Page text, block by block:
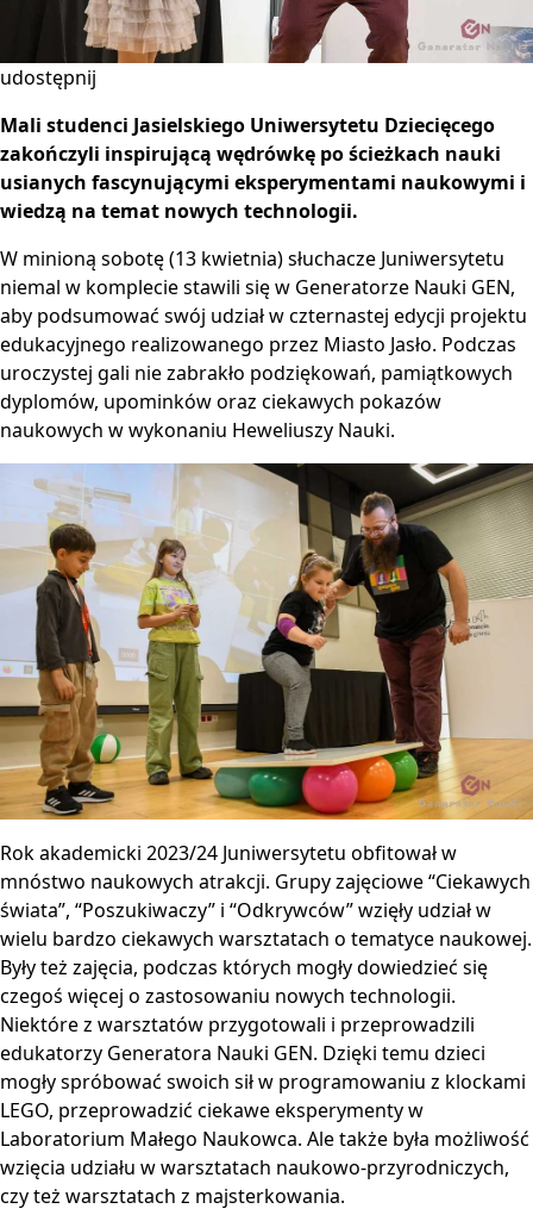
udostępnij
Mali studenci Jasielskiego Uniwersytetu Dziecięcego
zakończyli inspirującą wędrówkę po ścieżkach nauki
usianych fascynującymi eksperymentami naukowymi i
wiedzą na temat nowych technologii.
W minioną sobotę (13 kwietnia) słuchacze Juniwersytetu
niemal w komplecie stawili się w Generatorze Nauki GEN,
aby podsumować swój udział w czternastej edycji projektu
edukacyjnego realizowanego przez Miasto Jasło. Podczas
uroczystej gali nie zabrakło podziękowań, pamiątkowych
dyplomów, upominków oraz ciekawych pokazów
naukowych w wykonaniu Heweliuszy Nauki.
Rok akademicki 2023/24 Juniwersytetu obfitował w
mnóstwo naukowych atrakcji. Grupy zajęciowe “Ciekawych
świata”, “Poszukiwaczy” i “Odkrywców” wzięły udział w
wielu bardzo ciekawych warsztatach o tematyce naukowej.
Były też zajęcia, podczas których mogły dowiedzieć się
czegoś więcej o zastosowaniu nowych technologii.
Niektóre z warsztatów przygotowali i przeprowadzili
edukatorzy Generatora Nauki GEN. Dzięki temu dzieci
mogły spróbować swoich sił w programowaniu z klockami
LEGO, przeprowadzić ciekawe eksperymenty w
Laboratorium Małego Naukowca. Ale także była możliwość
wzięcia udziału w warsztatach naukowo-przyrodniczych,
czy też warsztatach z majsterkowania.